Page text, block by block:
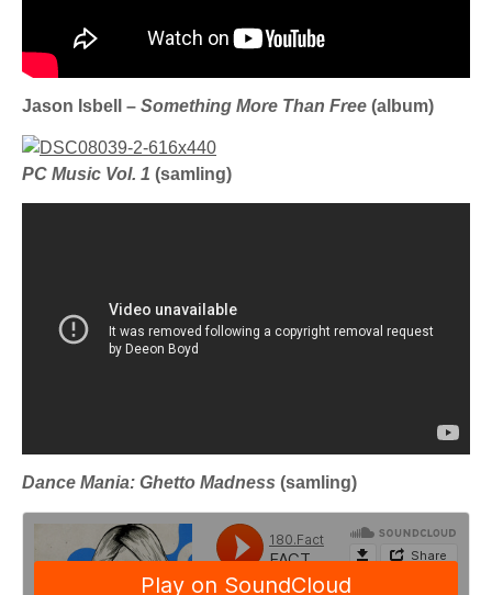
Jason Isbell – Something More Than Free (album)
PC Music Vol. 1 (samling)
Dance Mania: Ghetto Madness (samling)